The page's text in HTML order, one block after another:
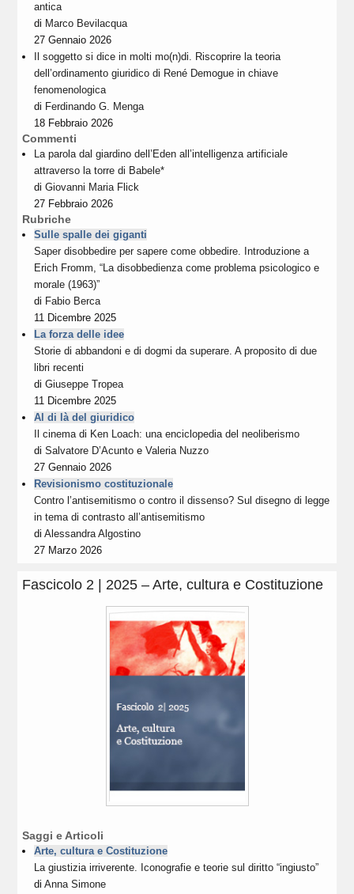
antica
di Marco Bevilacqua
27 Gennaio 2026
Il soggetto si dice in molti mo(n)di. Riscoprire la teoria
dell’ordinamento giuridico di René Demogue in chiave
fenomenologica
di Ferdinando G. Menga
18 Febbraio 2026
Commenti
La parola dal giardino dell’Eden all’intelligenza artificiale
attraverso la torre di Babele*
diGiovanni Maria Flick
27 Febbraio 2026
Rubriche
Sulle spalle dei giganti
Saper disobbedire per sapere come obbedire. Introduzione a
Erich Fromm, “La disobbedienza come problema psicologico e
morale (1963)”
di Fabio Berca
11 Dicembre 2025
La forza delle idee
Storie di abbandoni e di dogmi da superare. A proposito di due
libri recenti
diGiuseppe Tropea
11 Dicembre 2025
Al di là del giuridico
Il cinema di Ken Loach: una enciclopedia del neoliberismo
diSalvatore D’Acunto eValeria Nuzzo
27 Gennaio 2026
Revisionismo costituzionale
Contro l’antisemitismo o contro il dissenso? Sul disegno di legge
in tema di contrasto all’antisemitismo
diAlessandra Algostino
27 Marzo 2026
Fascicolo 2 | 2025 – Arte, cultura e Costituzione
Saggi e Articoli
Arte, cultura e Costituzione
La giustizia irriverente. Iconografie e teorie sul diritto “ingiusto”
diAnna Simone